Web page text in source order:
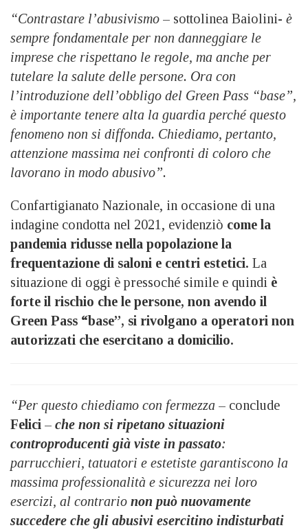
“Contrastare l’abusivismo – sottolinea Baiolini- è
sempre fondamentale per non danneggiare le
imprese che rispettano le regole, ma anche per
tutelare la salute delle persone. Ora con
l’introduzione dell’obbligo del Green Pass “base”,
è importante tenere alta la guardia perché questo
fenomeno non si diffonda. Chiediamo, pertanto,
attenzione massima nei confronti di coloro che
lavorano in modo abusivo”.
Confartigianato Nazionale, in occasione di una
indagine condotta nel 2021, evidenziò come la
pandemia ridusse nella popolazione la
frequentazione di saloni e centri estetici. La
situazione di oggi è pressoché simile e quindi è
forte il rischio che le persone, non avendo il
Green Pass “base”, si rivolgano a operatori non
autorizzati che esercitano a domicilio.
“Per questo chiediamo con fermezza – conclude
Felici – che non si ripetano situazioni
controproducenti già viste in passato:
parrucchieri, tatuatori e estetiste garantiscono la
massima professionalità e sicurezza nei loro
esercizi, al contrario non può nuovamente
succedere che gli abusivi esercitino indisturbati